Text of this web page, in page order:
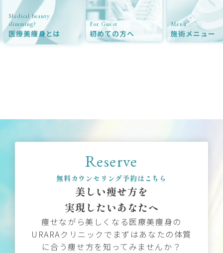
Medical beauty
slimming?
医療美痩身とは
For Guest
初めての方へ
Menu
施術メニュー
Reserve
無料カウンセリング予約はこちら
美しい痩せ方を
実現したいあなたへ
痩せながら美しくなる医療美痩身の
URARAクリニックでまずはあなたの体質
に合う痩せ方を知ってみませんか？